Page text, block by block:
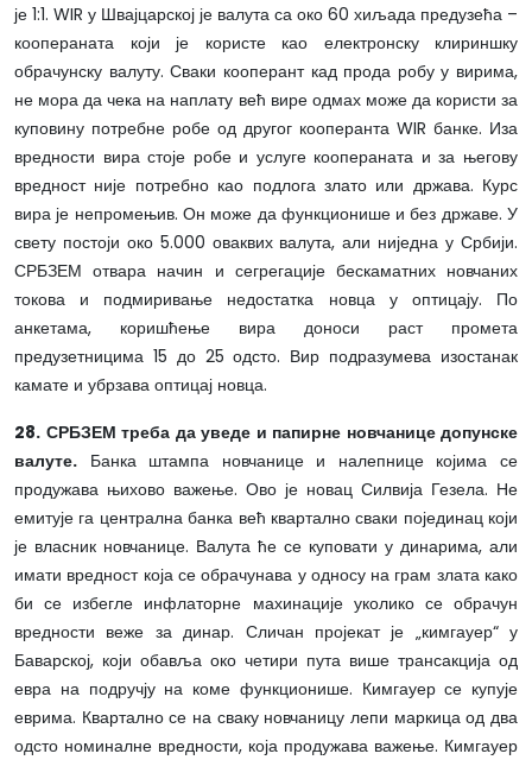
је 1:1. WIR у Швајцарској је валута са око 60 хиљада предузећа –
коопераната који је користе као електронску клириншку
обрачунску валуту. Сваки кооперант кад прода робу у вирима,
не мора да чека на наплату већ вире одмах може да користи за
куповину потребне робе од другог кооперанта WIR банке. Иза
вредности вира стоје робе и услуге коопераната и за његову
вредност није потребно као подлога злато или држава. Курс
вира је непромењив. Он може да функционише и без државе. У
свету постоји око 5.000 оваквих валута, али ниједна у Србији.
СРБЗЕМ отвара начин и сегрегације бескаматних новчаних
токова и подмиривање недостатка новца у оптицају. По
анкетама, коришћење вира доноси раст промета
предузетницима 15 до 25 одсто. Вир подразумева изостанак
камате и убрзава оптицај новца.
28. СРБЗЕМ треба да уведе и папирне новчанице допунске
валуте. Банка штампа новчанице и налепнице којима се
продужава њихово важење. Ово је новац Силвија Гезела. Не
емитује га централна банка већ квартално сваки појединац који
је власник новчанице. Валута ће се куповати у динарима, али
имати вредност која се обрачунава у односу на грам злата како
би се избегле инфлаторне махинације уколико се обрачун
вредности веже за динар. Сличан пројекат је „кимгауер“ у
Баварској, који обавља око четири пута више трансакција од
евра на подручју на коме функционише. Кимгауер се купује
еврима. Квартално се на сваку новчаницу лепи маркица од два
одсто номиналне вредности, која продужава важење. Кимгауер